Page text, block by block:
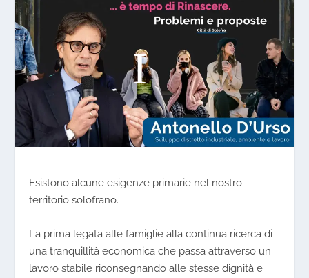
Esistono alcune esigenze primarie nel nostro
territorio solofrano.
La prima legata alle famiglie alla continua ricerca di
una tranquillità economica che passa attraverso un
lavoro stabile riconsegnando alle stesse dignità e